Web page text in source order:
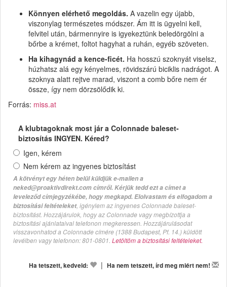
Könnyen elérhető megoldás. A vazelin egy újabb,
viszonylag természetes módszer. Ám itt is ügyelni kell,
felvitel után, bármennyire is igyekeztünk beledörgölni a
bőrbe a krémet, foltot hagyhat a ruhán, egyéb szöveten.
Ha kihagynád a kence-ficét. Ha hosszú szoknyát viselsz,
húzhatsz alá egy kényelmes, rövidszárú biciklis nadrágot. A
szoknya alatt rejtve marad, viszont a comb bőre nem ér
össze, így nem dörzsölődik ki.
Forrás: miss.at
A klubtagoknak most jár a Colonnade baleset-
biztosítás INGYEN. Kéred?
Igen, kérem
Nem kérem az ingyenes biztosítást
A kötvényt egy héten belül küldjük e-mailen a
neked@proaktivdirekt.com címről. Kérjük tedd ezt a címet a
leveleződ címjegyzékébe, hogy megkapd. Elolvastam és elfogadom a
biztosítási feltételeket, igénylem az ingyenes Colonnade baleset-
biztosítást. Hozzájárulok, hogy az Colonnade vagy megbízottja a
biztosítási ajánlataival telefonon megkeressen. Hozzájárulásodat
visszavonhatod a Colonnade címére (1388 Budapest, Pf. 14.) küldött
levélben vagy telefonon: 801-0801. Letöltöm a biztosítási feltételeket.
Ha tetszett, kedveld: | Ha nem tetszett, írd meg miért nem!